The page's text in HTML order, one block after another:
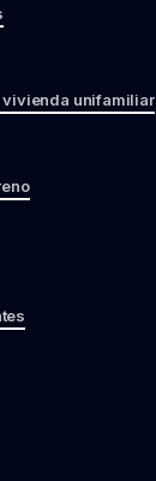
vivienda unifamiliar